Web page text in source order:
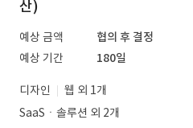
산)
예상 금액
협의 후 결정
예상 기간
180일
디자인
웹 외 1개
SaaSㆍ솔루션 외 2개